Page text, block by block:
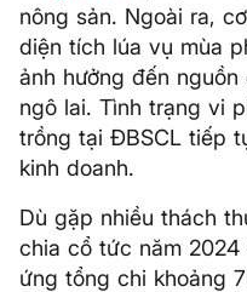
nông sản. Ngoài ra,
diện tích lúa vụ mùa
ảnh hưởng đến
ngô lai. Tình trạng vi
trồng tại ĐBSCL tiếp
kinh doanh.
Dù gặp nhiều thách
chia cổ tức năm
ứng tổng chi khoảng